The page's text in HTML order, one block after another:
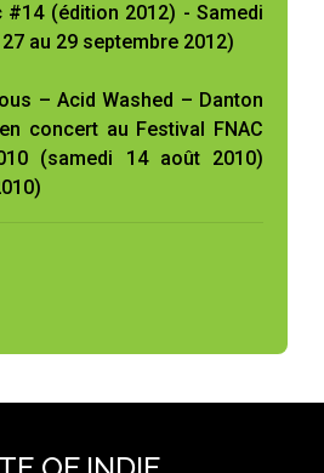
#14 (édition 2012) - Samedi
au 29 septembre 2012)
– Acid Washed – Danton
concert au Festival FNAC
(samedi 14 août 2010)